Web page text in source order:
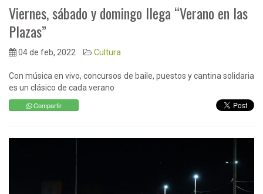
Viernes, sábado y domingo llega “Verano en las
Plazas”
04 de feb, 2022 Cultura
Con música en vivo, concursos de baile, puestos y cantina solidaria
es un clásico de cada verano
Compartir